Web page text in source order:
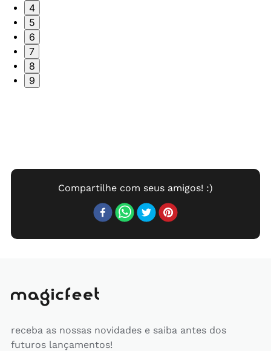
4
5
6
7
8
9
receba as nossas novidades e saiba antes dos
futuros lançamentos!